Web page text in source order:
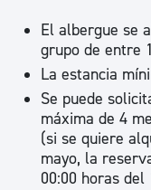
El albergue se
grupo de entre
La estancia
Se puede
máxima de 4
(si se quiere
mayo, la
00:00 horas del